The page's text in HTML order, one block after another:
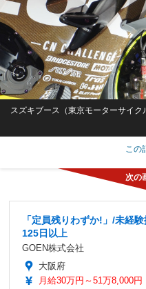
スズキブース（東京モーターサイク
この
「定員残りわずか!」/未経
125日以上
GOEN株式会社
大阪府
月給30万円～51万8,000円